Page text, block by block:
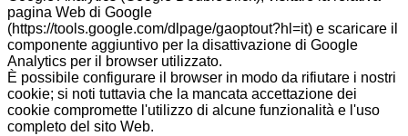
pagina Web di Google
(https://tools.google.com/dlpage/gaoptout?hl=it) e scaricare il
componente aggiuntivo per la disattivazione di Google
Analytics per il browser utilizzato.
È possibile configurare il browser in modo da rifiutare i nostri
cookie; si noti tuttavia che la mancata accettazione dei
cookie compromette l'utilizzo di alcune funzionalità e l'uso
completo del sito Web.